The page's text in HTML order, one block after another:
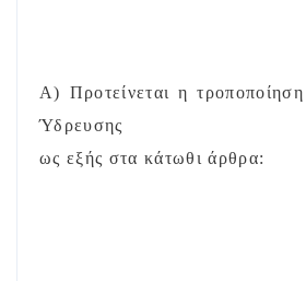
Α) Προτείνεται η
Ύδρευσης
ως εξής στα κάτωθι άρθρα: